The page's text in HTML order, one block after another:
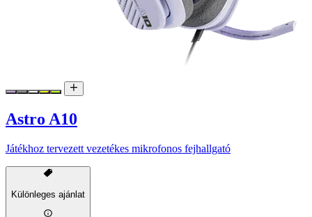
Astro A10
Játékhoz tervezett vezetékes mikrofonos fejhallgató
Különleges ajánlat